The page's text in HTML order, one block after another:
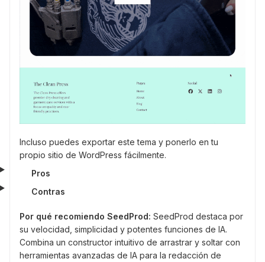
Incluso puedes exportar este tema y ponerlo en tu
propio sitio de WordPress fácilmente.
Pros
Contras
Por qué recomiendo SeedProd: SeedProd destaca por
su velocidad, simplicidad y potentes funciones de IA.
Combina un constructor intuitivo de arrastrar y soltar con
herramientas avanzadas de IA para la redacción de